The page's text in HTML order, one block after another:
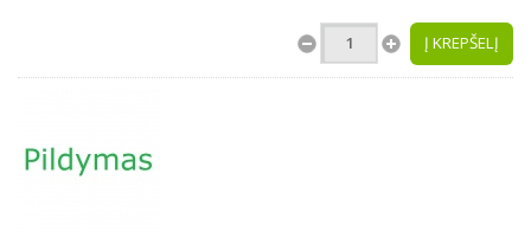
Į KREPŠELĮ